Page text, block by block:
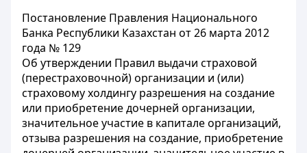
Постановление Правления Национального
Банка Республики Казахстан от 26 марта 2012
года № 129
Об утверждении Правил выдачи страховой
(перестраховочной) организации и (или)
страховому холдингу разрешения на создание
или приобретение дочерней организации,
значительное участие в капитале организаций,
отзыва разрешения на создание, приобретение